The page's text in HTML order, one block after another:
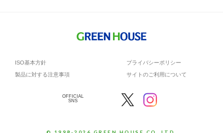
ISO基本方針
プライバシーポリシー
製品に対する注意事項
サイトのご利用について
OFFICIAL
SNS